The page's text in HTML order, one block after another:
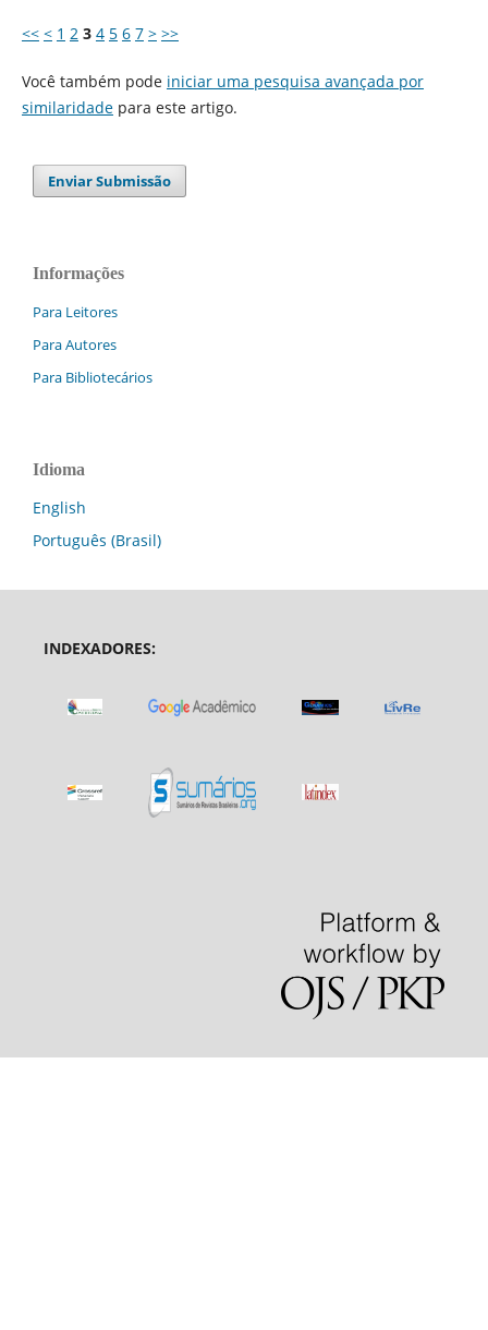
<< < 1 2 3 4 5 6 7 > >>
Você também pode iniciar uma pesquisa avançada por
similaridadepara este artigo.
Enviar Submissão
Informações
Para Leitores
Para Autores
Para Bibliotecários
Idioma
English
Português (Brasil)
INDEXADORES: